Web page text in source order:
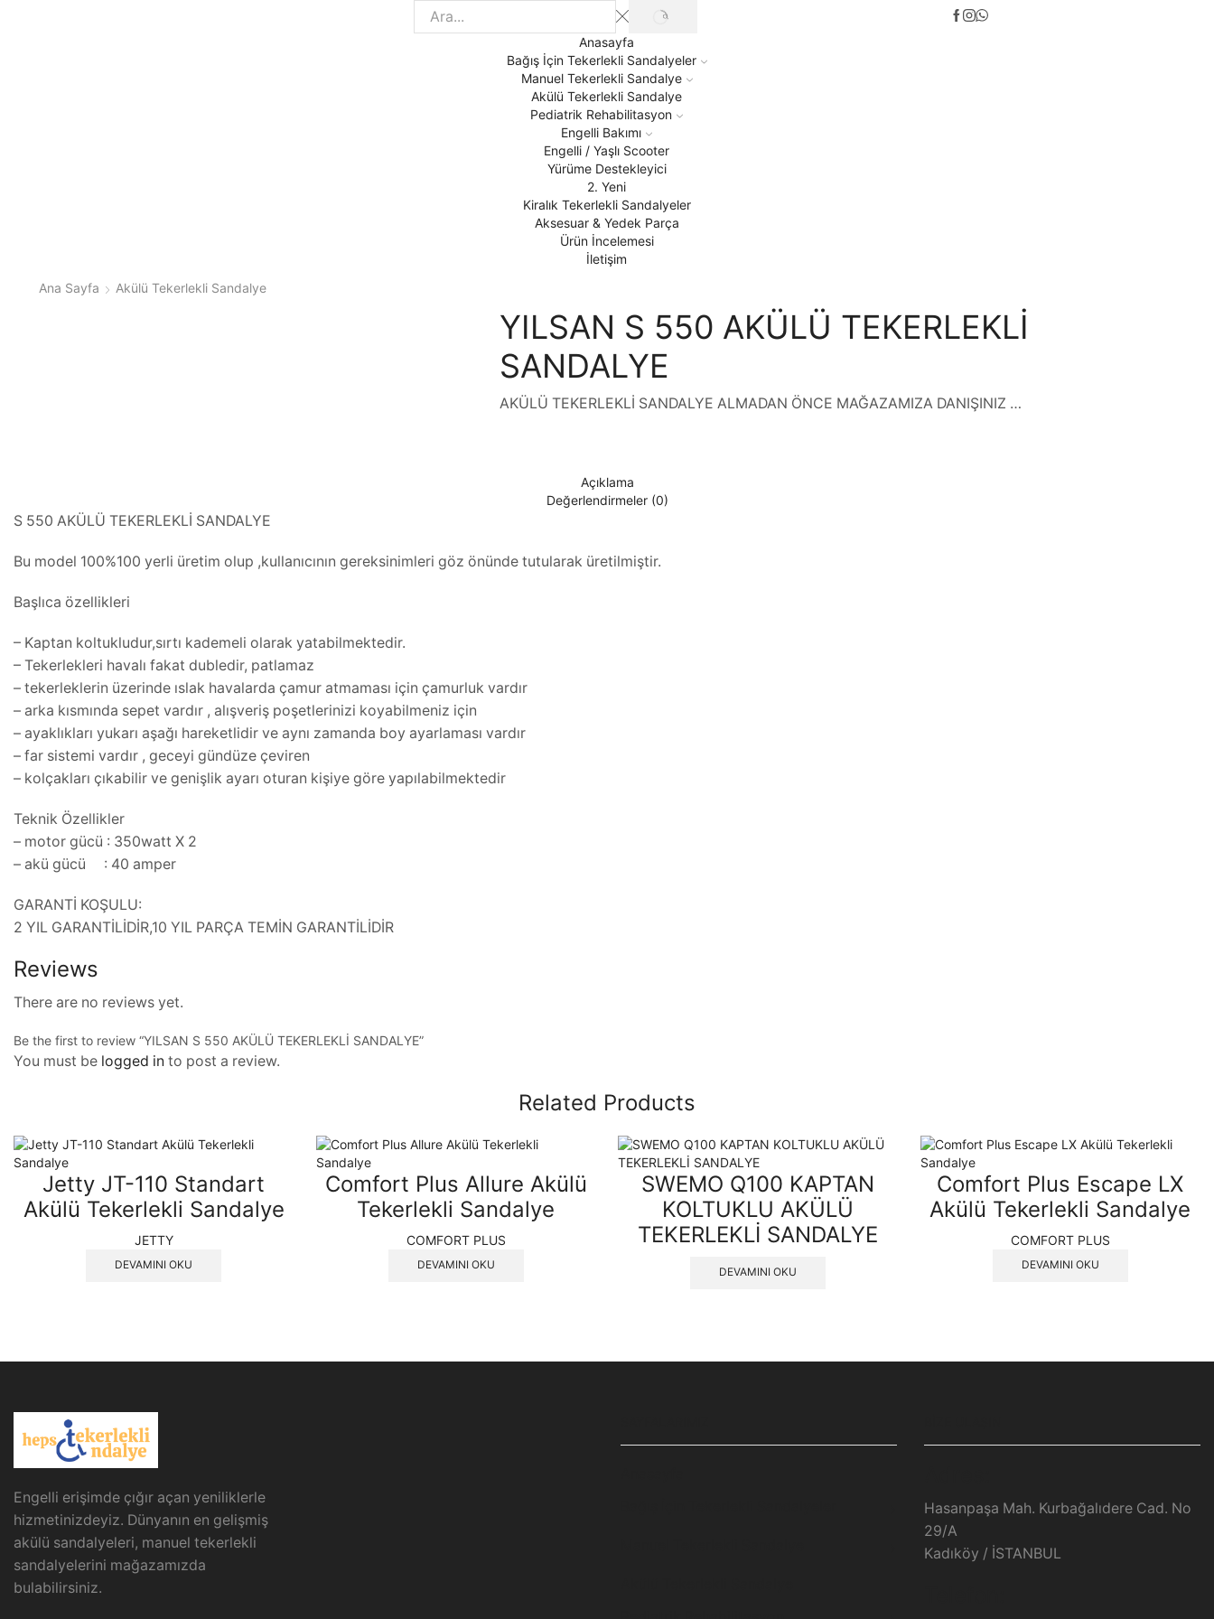
Search
SEARCH
Anasayfa
Bağış İçin Tekerlekli Sandalyeler
Manuel Tekerlekli Sandalye
Akülü Tekerlekli Sandalye
Pediatrik Rehabilitasyon
Engelli Bakımı
Engelli / Yaşlı Scooter
Yürüme Destekleyici
2. Yeni
Kiralık Tekerlekli Sandalyeler
Aksesuar & Yedek Parça
Ürün İncelemesi
İletişim
Ana Sayfa
Akülü Tekerlekli Sandalye
YILSAN S 550 AKÜLÜ TEKERLEKLİ
SANDALYE
AKÜLÜ TEKERLEKLİ SANDALYE ALMADAN ÖNCE MAĞAZAMIZA DANIŞINIZ …
Açıklama
Değerlendirmeler (0)
S 550 AKÜLÜ TEKERLEKLİ SANDALYE
Bu model 100%100 yerli üretim olup ,kullanıcının gereksinimleri göz önünde tutularak üretilmiştir.
Başlıca özellikleri
– Kaptan koltukludur,sırtı kademeli olarak yatabilmektedir.
– Tekerlekleri havalı fakat dubledir, patlamaz
– tekerleklerin üzerinde ıslak havalarda çamur atmaması için çamurluk vardır
– arka kısmında sepet vardır , alışveriş poşetlerinizi koyabilmeniz için
– ayaklıkları yukarı aşağı hareketlidir ve aynı zamanda boy ayarlaması vardır
– far sistemi vardır , geceyi gündüze çeviren
– kolçakları çıkabilir ve genişlik ayarı oturan kişiye göre yapılabilmektedir
Teknik Özellikler
– motor gücü : 350watt X 2
– akü gücü : 40 amper
GARANTİ KOŞULU:
2 YIL GARANTİLİDİR,10 YIL PARÇA TEMİN GARANTİLİDİR
Reviews
There are no reviews yet.
Be the first to review “YILSAN S 550 AKÜLÜ TEKERLEKLİ SANDALYE”
You must be logged in to post a review.
Related Products
Jetty JT-110 Standart
Akülü Tekerlekli Sandalye
JETTY
DEVAMINI OKU
Comfort Plus Allure Akülü
Tekerlekli Sandalye
COMFORT PLUS
DEVAMINI OKU
SWEMO Q100 KAPTAN
KOLTUKLU AKÜLÜ
TEKERLEKLİ SANDALYE
DEVAMINI OKU
Comfort Plus Escape LX
Akülü Tekerlekli Sandalye
COMFORT PLUS
DEVAMINI OKU
Engelli erişimde çığır açan yeniliklerle
hizmetinizdeyiz. Dünyanın en gelişmiş
akülü sandalyeleri, manuel tekerlekli
sandalyelerini mağazamızda
bulabilirsiniz.
Hasanpaşa Mah. Kurbağalıdere Cad. No
29/A
Kadıköy / İSTANBUL